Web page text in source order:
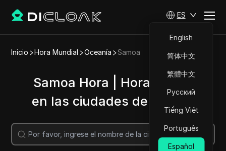
ES
English
简体中文
繁體中文
Русский
Tiếng Việt
Português
Español
Inicio Hora Mundial Oceanía Samoa
Samoa Hora | Hora actual
en las ciudades de Samoa
Buscar